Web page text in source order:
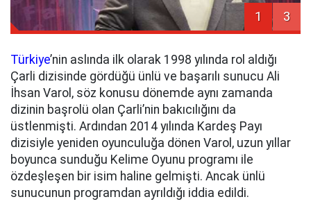
1 3
Türkiye’nin aslında ilk olarak 1998 yılında rol aldığı
Çarli dizisinde gördüğü ünlü ve başarılı sunucu Ali
İhsan Varol, söz konusu dönemde aynı zamanda
dizinin başrolü olan Çarli’nin bakıcılığını da
üstlenmişti. Ardından 2014 yılında Kardeş Payı
dizisiyle yeniden oyunculuğa dönen Varol, uzun yıllar
boyunca sunduğu Kelime Oyunu programı ile
özdeşleşen bir isim haline gelmişti. Ancak ünlü
sunucunun programdan ayrıldığı iddia edildi.